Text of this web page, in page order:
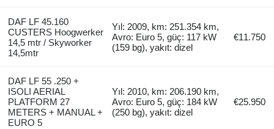
DAF LF 45.160
CUSTERS Hoogwerker
14,5 mtr / Skyworker
14,5mtr
Yıl: 2009, km: 251.354 km,
Avro: Euro 5, güç: 117 kW
(159 bg), yakıt: dizel
€11.750
DAF LF 55 .250 +
ISOLI AERIAL
PLATFORM 27
METERS + MANUAL +
EURO 5
Yıl: 2010, km: 206.190 km,
Avro: Euro 5, güç: 184 kW
(250 bg), yakıt: dizel
€25.950